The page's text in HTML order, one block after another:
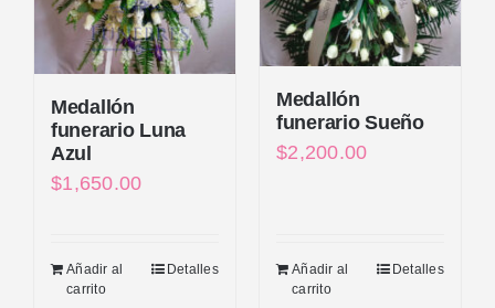
Medallón
funerario Luna
Azul
$1,650.00
Añadir al
carrito
Detalles
Medallón
funerario Sueño
$2,200.00
Añadir al
carrito
Detalles